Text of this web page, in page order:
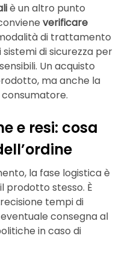
è un altro punto
verificare
di trattamento
sistemi di sicurezza per
Un acquisto
ma anche la
e resi: cosa
la fase logistica è
prodotto stesso. È
tempi di
consegna al
in caso di